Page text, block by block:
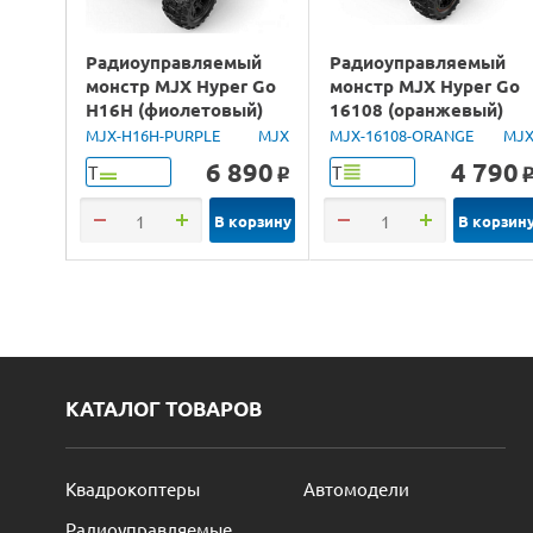
Радиоуправляемый
монстр MJX Hyper Go
H16H (фиолетовый)
4WD 2.4G LED GPS
1/16 RTR
MJX-H16H-PURPLE MJX
Т 6 890 o
В корзину
Радиоуправляемый
монстр MJX Hyper Go
16108 (оранжевый)
4WD 2.4G LED 1/16
RTR
MJX-16108-ORANGE MJX
Т 4 790 o
В
КАТАЛОГ ТОВАРОВ
Квадрокоптеры
Автомодели